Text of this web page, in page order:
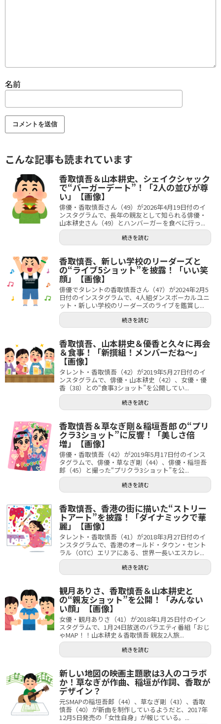
名前
こんな記事も読まれています
香取慎吾＆山本耕史、シェイクシャック
で“バーガーデート”！「2人の並びが尊
い」【画像】
俳優・香取慎吾さん（49）が2026年4月19日付のイ
ンスタグラムで、長年の親友として知られる俳優・
山本耕史さん（49）とハンバーガーを食べに行っ...
続きを読む
香取慎吾、新しい学校のリーダーズと
の“ライブ5ショット”を披露！「いい笑
顔」【画像】
俳優でタレントの香取慎吾さん（47）が2024年2月5
日付のインスタグラムで、4人組ダンスボーカルユニ
ット・新しい学校のリーダーズのライブを鑑賞し...
続きを読む
香取慎吾、山本耕史＆優香と久々に再会
＆食事！「新撰組！メンバーだね～」
【画像】
タレント・香取慎吾（42）が2019年5月27日付のイ
ンスタグラムで、俳優・山本耕史（42）、女優・優
香（38）との“食事3ショット”を公開してい...
続きを読む
香取慎吾＆草なぎ剛＆稲垣吾郎 の“プリ
クラ3ショット”に反響！「美しさ倍
増」【画像】
俳優・香取慎吾（42）が2019年5月17日付のインス
タグラムで、俳優・草なぎ剛（44）、俳優・稲垣吾
郎（45）と撮った“プリクラ3ショット”を公...
続きを読む
香取慎吾、香港の街に描いた“ストリー
トアート”を披露！「ダイナミックで華
麗」【画像】
タレント・香取慎吾（41）が2018年3月27日付のイ
ンスタグラムで、香港のオールド・タウン・セント
ラル（OTC）エリアにある、世界一長いエスカレ...
続きを読む
観月ありさ、香取慎吾＆山本耕史と
の“親友ショット”を公開！「みんない
い顔」【画像】
女優・観月ありさ（41）が2018年1月25日付のイン
スタグラムで、1月24日放送のバラエティ番組「おじ
ゃMAP！！山本耕史＆香取慎吾 親友2人旅...
続きを読む
新しい地図の映画主題歌は3人のコラボ
か！草なぎが作曲、稲垣が作詞、香取が
デザイン？
元SMAPの稲垣吾郎（44）、草なぎ剛（43）、香取
慎吾（40）が新曲を制作しているようだと、2017年
12月5日発売の「女性自身」が報じている。...